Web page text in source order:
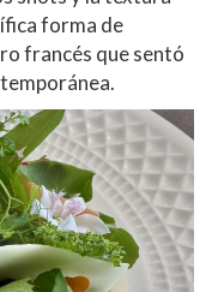
forma de
francés que sentó